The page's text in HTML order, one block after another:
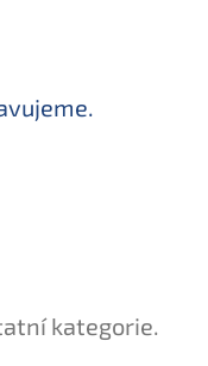
kategorie.